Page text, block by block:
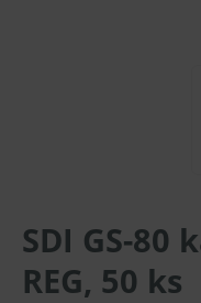
SDI GS-80
REG, 50 ks